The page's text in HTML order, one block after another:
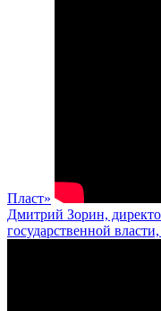
Пласт»
Дмитрий Зорин,
государственной